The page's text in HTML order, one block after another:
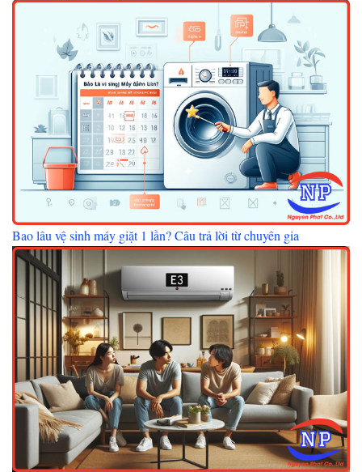
Bao lâu vệ sinh máy giặt 1 lần? Câu trả lời từ chuyên gia